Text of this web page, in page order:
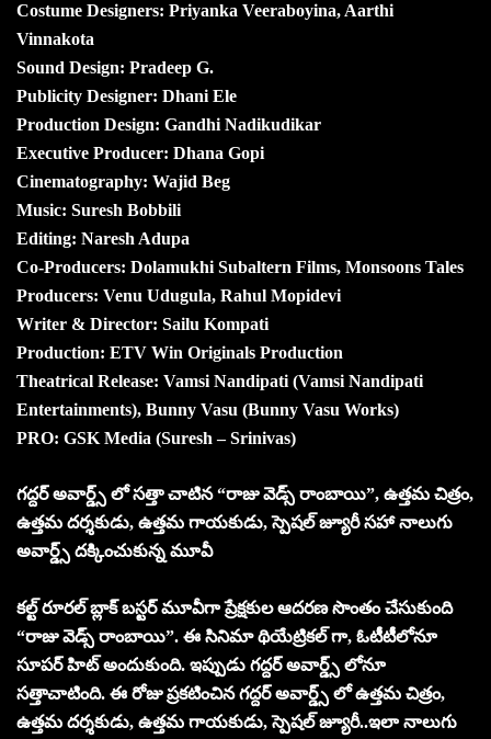
Costume Designers: Priyanka Veeraboyina, Aarthi
Vinnakota
Sound Design: Pradeep G.
Publicity Designer: Dhani Ele
Production Design: Gandhi Nadikudikar
Executive Producer: Dhana Gopi
Cinematography: Wajid Beg
Music: Suresh Bobbili
Editing: Naresh Adupa
Co-Producers: Dolamukhi Subaltern Films, Monsoons Tales
Producers: Venu Udugula, Rahul Mopidevi
Writer & Director: Sailu Kompati
Production: ETV Win Originals Production
Theatrical Release: Vamsi Nandipati (Vamsi Nandipati
Entertainments), Bunny Vasu (Bunny Vasu Works)
PRO: GSK Media (Suresh – Srinivas)
గద్దర్ అవార్డ్స్ లో సత్తా చాటిన “రాజు వెడ్స్ రాంబాయి”, ఉత్తమ చిత్రం,
ఉత్తమ దర్శకుడు, ఉత్తమ గాయకుడు, స్పెషల్ జ్యూరీ సహా నాలుగు
అవార్డ్స్ దక్కించుకున్న మూవీ
కల్ట్ రూరల్ బ్లాక్ బస్టర్ మూవీగా ప్రేక్షకుల ఆదరణ సొంతం చేసుకుంది
“రాజు వెడ్స్ రాంబాయి”. ఈ సినిమా థియేట్రికల్ గా, ఓటీటీలోనూ
సూపర్ హిట్ అందుకుంది. ఇప్పుడు గద్దర్ అవార్డ్స్ లోనూ
సత్తాచాటింది. ఈ రోజు ప్రకటించిన గద్దర్ అవార్డ్స్ లో ఉత్తమ చిత్రం,
ఉత్తమ దర్శకుడు, ఉత్తమ గాయకుడు, స్పెషల్ జ్యూరీ..ఇలా నాలుగు